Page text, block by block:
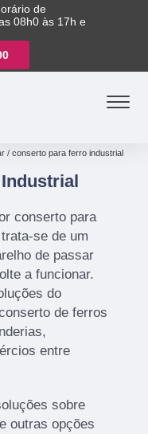
de
08h0 às 17h e
conserto para ferro industrial
conserto para
se de um
de passar
a funcionar.
do
de ferros
entre
sobre
outras opções